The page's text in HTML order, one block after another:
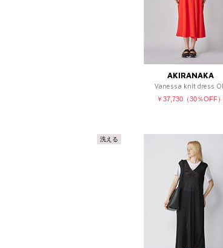
AKIRANAKA
Vanessa knit dress
￥37,730（30％OFF）
洗える